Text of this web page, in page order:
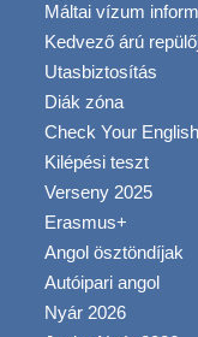
Máltai vízum
Kedvező árú
Utasbiztosítás
Diák zóna
Check Your English
Kilépési teszt
Verseny 2025
Erasmus+
Angol ösztöndíjak
Autóipari angol
Nyár 2026